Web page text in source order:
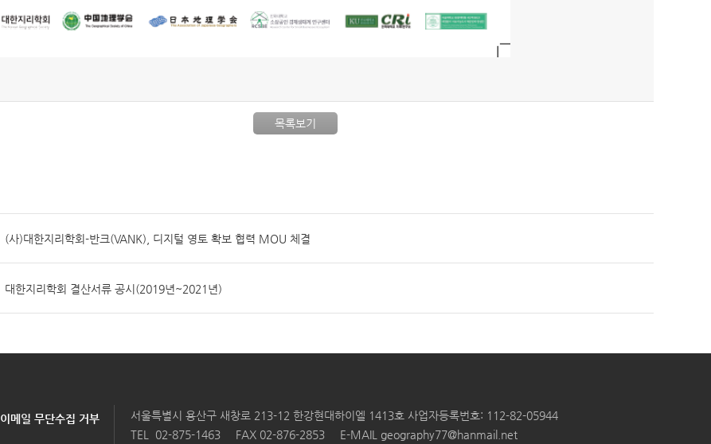
목록보기
(사)대한지리학회-반크(VANK), 디지털 영토 확보 협력 MOU 체결
대한지리학회 결산서류 공시(2019년~2021년)
이메일 무단수집 거부 서울특별시 용산구 새창로 213-12 한강현대하이엘 1413호 사업자등록번호: 112-82-05944
TEL 02-875-1463 FAX 02-876-2853 E-MAIL geography77@hanmail.net